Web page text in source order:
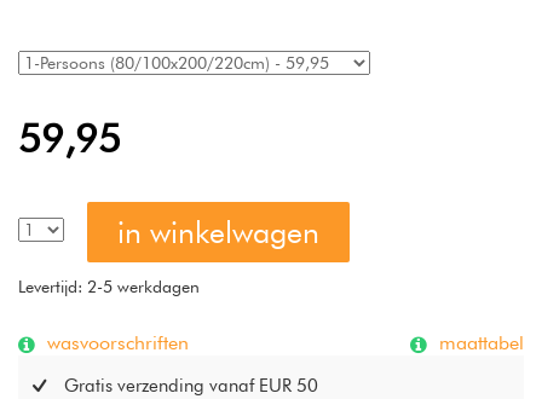
59,95
in winkelwagen
Levertijd: 2-5 werkdagen
wasvoorschriften maattabel
Gratis verzending vanaf EUR 50